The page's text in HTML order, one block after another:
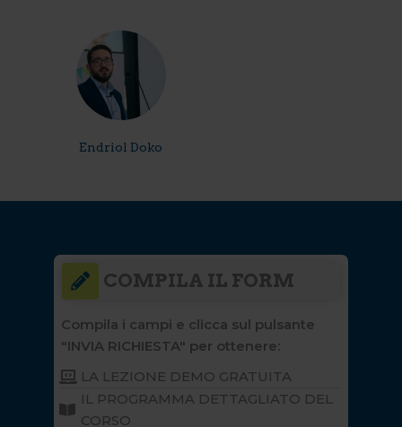
Endriol Doko
COMPILA IL FORM
Compila i campi e clicca sul pulsante
"INVIA RICHIESTA" per ottenere:
LA LEZIONE DEMO GRATUITA
IL PROGRAMMA DETTAGLIATO DEL
CORSO